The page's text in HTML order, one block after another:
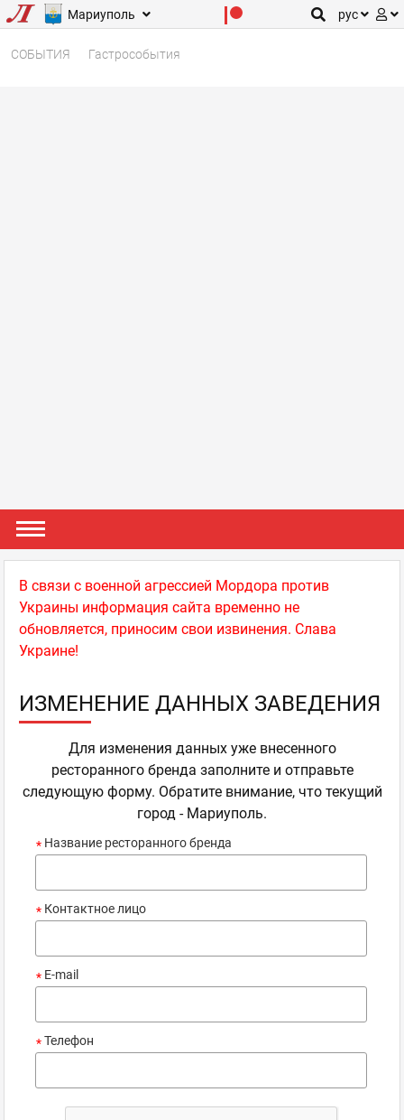
Мариуполь рус
СОБЫТИЯ Гастрособытия
В связи с военной агрессией Мордора против
Украины информация сайта временно не
обновляется, приносим свои извинения. Слава
Украине!
ИЗМЕНЕНИЕ ДАННЫХ ЗАВЕДЕНИЯ
Для изменения данных уже внесенного
ресторанного бренда заполните и отправьте
следующую форму. Обратите внимание, что текущий
город - Мариуполь.
* Название ресторанного бренда
* Контактное лицо
* E-mail
*Телефон